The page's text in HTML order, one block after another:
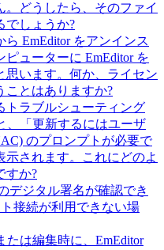
。どうしたら、そのファイ
でしょうか?
EmEditor をアンインス
ピューターに EmEditor を
思います。何か、ライセン
ことはありますか?
トラブルシューティング
、「更新するにはユーザ
のプロンプトが必要で
示されます。これにどのよ
すか?
デジタル署名が確認でき
接続が利用できない場
たは編集時に、EmEditor